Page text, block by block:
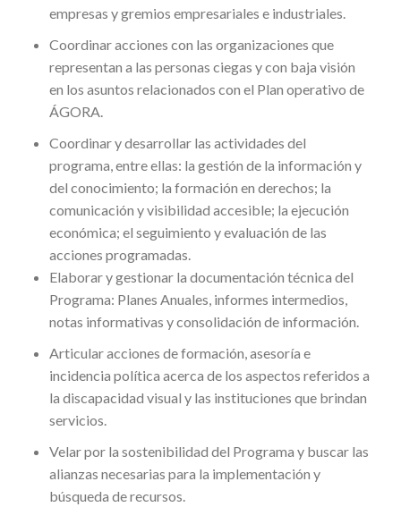
empresas y gremios empresariales e industriales.
Coordinar acciones con las organizaciones que
representan a las personas ciegas y con baja visión
en los asuntos relacionados con el Plan operativo de
ÁGORA.
Coordinar y desarrollar las actividades del
programa, entre ellas: la gestión de la información y
del conocimiento; la formación en derechos; la
comunicación y visibilidad accesible; la ejecución
económica; el seguimiento y evaluación de las
acciones programadas.
Elaborar y gestionar la documentación técnica del
Programa: Planes Anuales, informes intermedios,
notas informativas y consolidación de información.
Articular acciones de formación, asesoría e
incidencia política acerca de los aspectos referidos a
la discapacidad visual y las instituciones que brindan
servicios.
Velar por la sostenibilidad del Programa y buscar las
alianzas necesarias para la implementación y
búsqueda de recursos.